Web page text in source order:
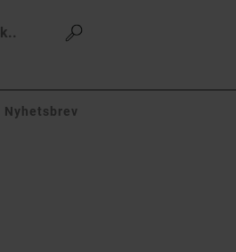
Nyhetsbrev